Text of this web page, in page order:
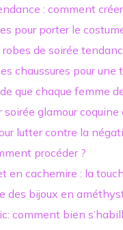
: comment
pour porter le
de soirée
chaussures pour
que chaque femme
glamour coquine
lutter contre la
procéder ?
en cachemire : la
des bijoux en
comment bien